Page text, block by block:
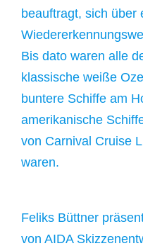
beauftragt, sich über
Bis dato waren alle
klassische weiße
buntere Schiffe am
amerikanische
von Carnival Cruise
waren.
Feliks Büttner
von AIDA